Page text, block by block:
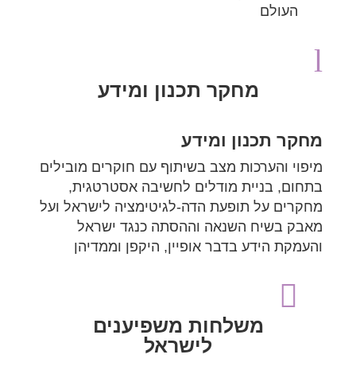
העולם
l
מחקר תכנון ומידע
מחקר תכנון ומידע
מיפוי והערכות מצב בשיתוף עם חוקרים מובילים
בתחום, בניית מודלים לחשיבה אסטרטגית,
מחקרים על תופעת הדה-לגיטימציה לישראל ועל
מאבק בשיח השנאה וההסתה כנגד ישראל
והעמקת הידע בדבר אופיין, היקפן וממדיהן

משלחות משפיענים
לישראל